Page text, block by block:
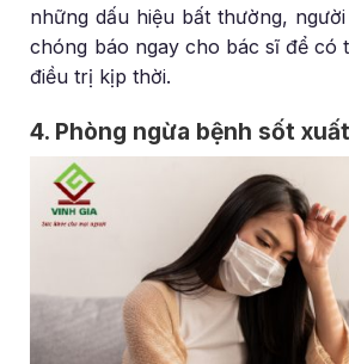
những dấu hiệu bất thường,
chóng báo ngay cho bác sĩ để có
điều trị kịp thời.
4. Phòng ngừa bệnh sốt